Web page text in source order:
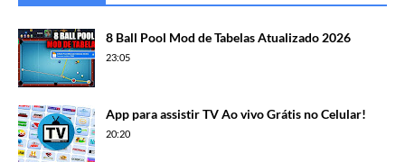
8 Ball Pool Mod de Tabelas Atualizado 2026
23:05
App para assistir TV Ao vivo Grátis no Celular!
20:20